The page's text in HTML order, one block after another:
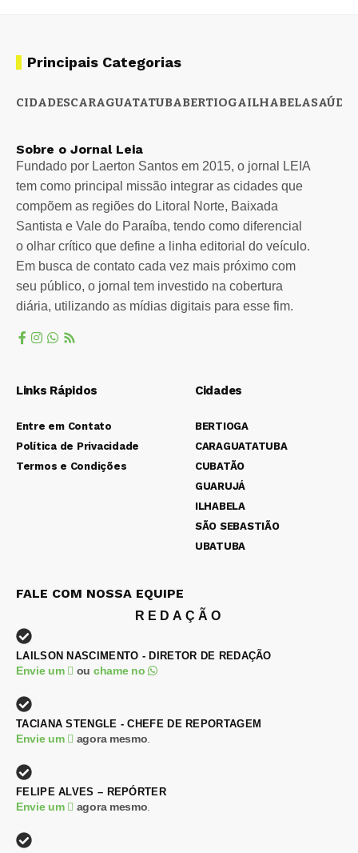
Principais Categorias
CIDADESCARAGUATATUBABERTIOGAILHABELASAÚDE
Sobre o Jornal Leia
Fundado por Laerton Santos em 2015, o jornal LEIA
tem como principal missão integrar as cidades que
compõem as regiões do Litoral Norte, Baixada
Santista e Vale do Paraíba, tendo como diferencial
o olhar crítico que define a linha editorial do veículo.
Em busca de contato cada vez mais próximo com
seu público, o jornal tem investido na cobertura
diária, utilizando as mídias digitais para esse fim.
Links Rápidos
Entre em Contato
Política de Privacidade
Termos e Condições
Cidades
BERTIOGA
CARAGUATATUBA
CUBATÃO
GUARUJÁ
ILHABELA
SÃO SEBASTIÃO
UBATUBA
FALE COM NOSSA EQUIPE
REDAÇÃO
LAILSON NASCIMENTO - DIRETOR DE REDAÇÃO
Envie um ou chame no
TACIANA STENGLE - CHEFE DE REPORTAGEM
Envie um agora mesmo
FELIPE ALVES – REPÓRTER
Envie um agora mesmo